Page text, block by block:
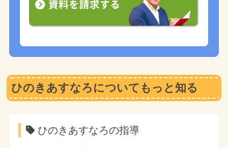
ひのきあすなろについてもっと知る
ひのきあすなろの指導